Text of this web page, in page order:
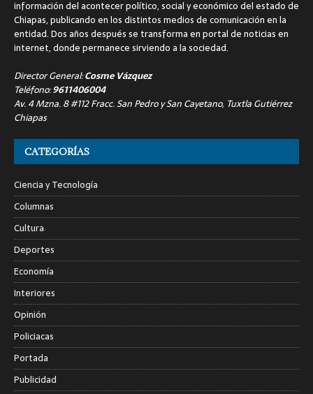
información del acontecer político, social y económico del estado de
Chiapas, publicando en los distintos medios de comunicación en la
entidad. Dos años después se transforma en portal de noticias en
internet, donde permanece sirviendo a la sociedad.
Director General:Cosme Vázquez
Teléfono:9611406004
Av. 4 Mzna. 8 #112 Fracc. San Pedro y San Cayetano, Tuxtla Gutiérrez
Chiapas
CATEGORÍAS
Ciencia y Tecnología
Columnas
Cultura
Deportes
Economía
Interiores
Opinión
Policiacas
Portada
Publicidad